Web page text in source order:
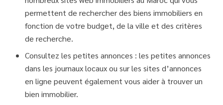
permettent de rechercher des biens immobiliers en
fonction de votre budget, de la ville et des critères
de recherche.
Consultez les petites annonces : les petites annonces
dans les journaux locaux ou sur les sites d’annonces
en ligne peuvent également vous aider à trouver un
bien immobilier.